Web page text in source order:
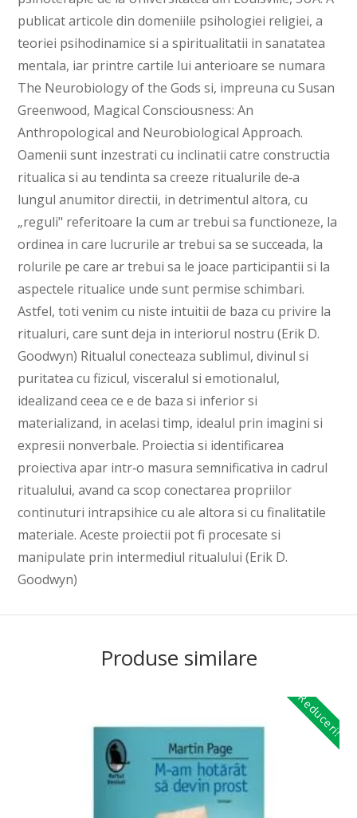
publicat articole din domeniile psihologiei religiei, a
teoriei psihodinamice si a spiritualitatii in sanatatea
mentala, iar printre cartile lui anterioare se numara
The Neurobiology of the Gods si, impreuna cu Susan
Greenwood, Magical Consciousness: An
Anthropological and Neurobiological Approach.
Oamenii sunt inzestrati cu inclinatii catre constructia
ritualica si au tendinta sa creeze ritualurile de‑a
lungul anumitor directii, in detrimentul altora, cu
„reguli" referitoare la cum ar trebui sa functioneze, la
ordinea in care lucrurile ar trebui sa se succeada, la
rolurile pe care ar trebui sa le joace participantii si la
aspectele ritualice unde sunt permise schimbari.
Astfel, toti venim cu niste intuitii de baza cu privire la
ritualuri, care sunt deja in interiorul nostru (Erik D.
Goodwyn) Ritualul conecteaza sublimul, divinul si
puritatea cu fizicul, visceralul si emotionalul,
idealizand ceea ce e de baza si inferior si
materializand, in acelasi timp, idealul prin imagini si
expresii nonverbale. Proiectia si identificarea
proiectiva apar intr‑o masura semnificativa in cadrul
ritualului, avand ca scop conectarea propriilor
continuturi intrapsihice cu ale altora si cu finalitatile
materiale. Aceste proiectii pot fi procesate si
manipulate prin intermediul ritualului (Erik D.
Goodwyn)
Produse similare
Reduceri!